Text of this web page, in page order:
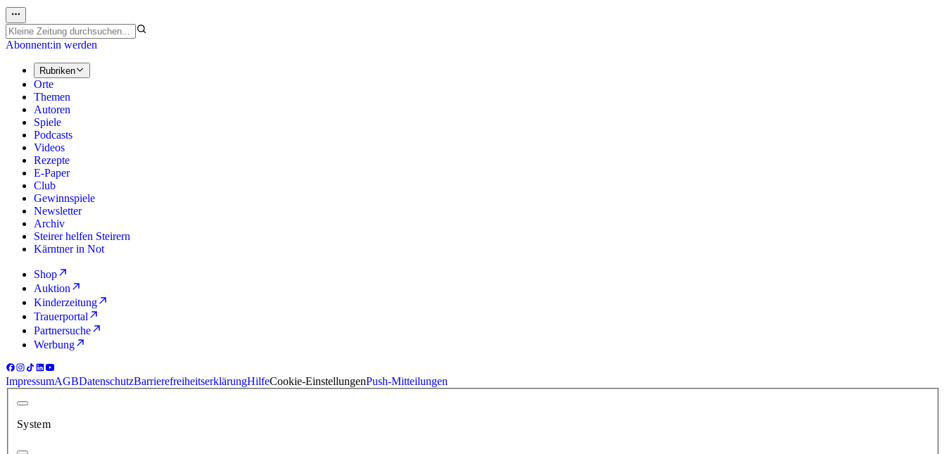
Abonnent:in werden
Rubriken
Orte
Themen
Autoren
Spiele
Podcasts
Videos
Rezepte
E-Paper
Club
Gewinnspiele
Newsletter
Archiv
Steirer helfen Steirern
Kärntner in Not
Shop
Auktion
Kinderzeitung
Trauerportal
Partnersuche
Werbung
ImpressumAGBDatenschutzBarrierefreiheitserklärungHilfeCookie-EinstellungenPush-Mitteilungen
System